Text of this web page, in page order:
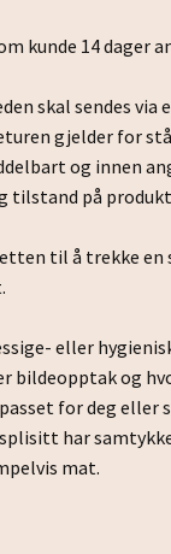
kunde 14
skal sendes via
gjelder for
og innen
på
til å trekke
eller
bildeopptak og
for deg
har
mat.